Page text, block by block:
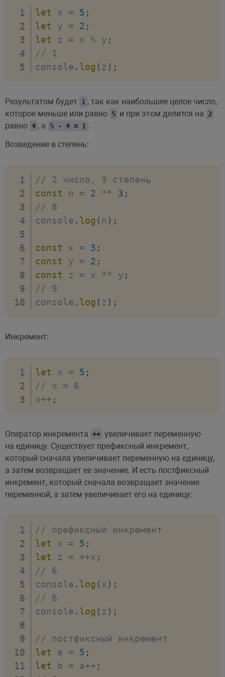
let x = 5 ;
let y = 2 ;
let z = x % y ;
// 1
console . log ( z ) ;
Результатом будет 1 , так как наибольшее целое число,
которое меньше или равно 5 и при этом делится на 2
равно 4 , а 5 - 4 = 1 .
Возведение в степень:
// 2 число, 3 степень
const n = 2 ** 3 ;
// 8
console . log ( n ) ;
const x = 3 ;
const y = 2 ;
const z = x ** y ;
// 9
console . log ( z ) ;
Инкремент:
let x = 5 ;
// x = 6
x++ ;
Оператор инкремента ++ увеличивает переменную
на единицу. Существует префиксный инкремент,
который сначала увеличивает переменную на единицу,
а затем возвращает ее значение. И есть постфиксный
инкремент, который сначала возвращает значение
переменной, а затем увеличивает его на единицу:
// префиксный инкремент
let x = 5 ;
let z = ++x ;
// 6
console . log (x) ;
// 6
console . log ( z ) ;
// постфиксный инкремент
let a = 5 ;
let b = a++ ;